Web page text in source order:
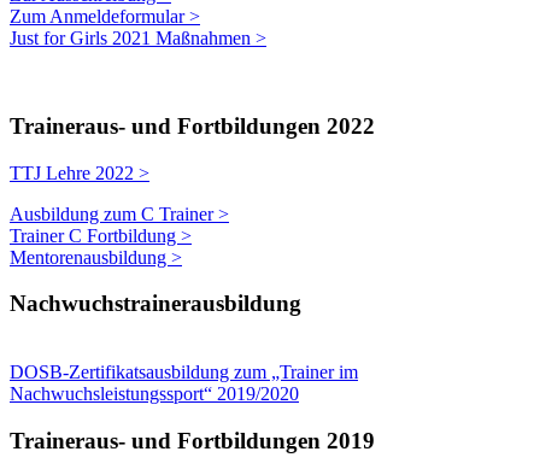
Zum Anmeldeformular >
Just for Girls 2021 Maßnahmen >
Traineraus- und Fortbildungen 2022
TTJ Lehre 2022 >
Ausbildung zum C Trainer >
Trainer C Fortbildung >
Mentorenausbildung >
Nachwuchstrainerausbildung
DOSB-Zertifikatsausbildung zum „Trainer im
Nachwuchsleistungssport“ 2019/2020
Traineraus- und Fortbildungen 2019